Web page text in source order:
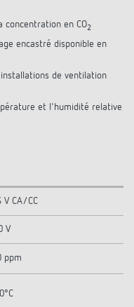
en CO2
encastré disponible en
de ventilation
et l'humidité relative
V CA/CC
V
ppm